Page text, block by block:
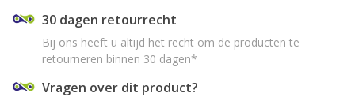
30 dagen retourrecht
Bij ons heeft u altijd het recht om de producten te
retourneren binnen 30 dagen*
Vragen over dit product?